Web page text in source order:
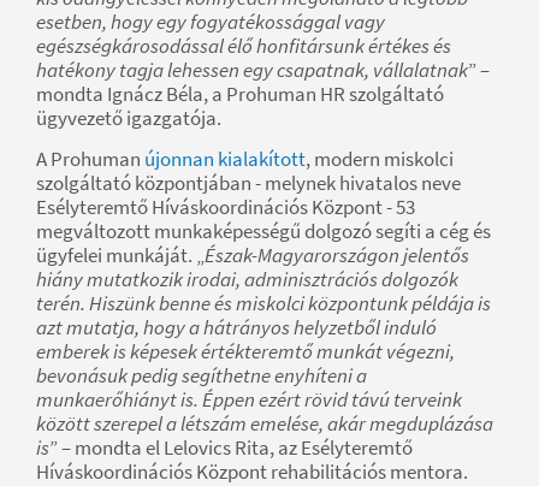
esetben, hogy egy fogyatékossággal vagy
egészségkárosodással élő honfitársunk értékes és
hatékony tagja lehessen egy csapatnak, vállalatnak” –
mondta Ignácz Béla, a Prohuman HR szolgáltató
ügyvezető igazgatója.
A Prohuman újonnan kialakított, modern miskolci
szolgáltató központjában - melynek hivatalos neve
Esélyteremtő Híváskoordinációs Központ - 53
megváltozott munkaképességű dolgozó segíti a cég és
ügyfelei munkáját. „Észak-Magyarországon jelentős
hiány mutatkozik irodai, adminisztrációs dolgozók
terén. Hiszünk benne és miskolci központunk példája is
azt mutatja, hogy a hátrányos helyzetből induló
emberek is képesek értékteremtő munkát végezni,
bevonásuk pedig segíthetne enyhíteni a
munkaerőhiányt is. Éppen ezért rövid távú terveink
között szerepel a létszám emelése, akár megduplázása
is” – mondta el Lelovics Rita, az Esélyteremtő
Híváskoordinációs Központ rehabilitációs mentora.